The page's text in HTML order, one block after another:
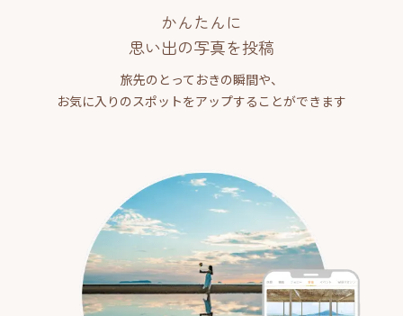
かんたんに
思い出の写真を投稿
旅先のとっておきの瞬間や、
お気に入りのスポットをアップすることができます